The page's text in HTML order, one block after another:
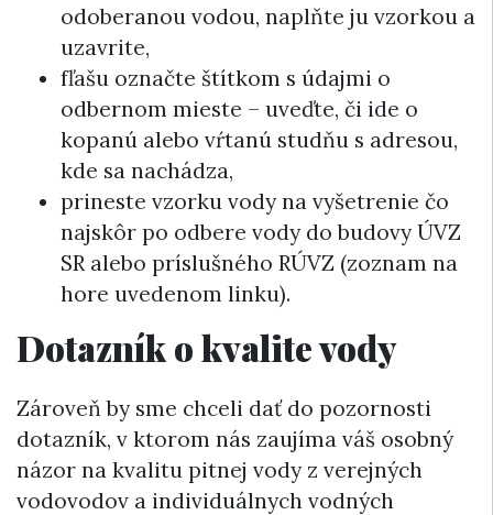
odoberanou vodou, naplňte ju vzorkou a
uzavrite,
fľašu označte štítkom s údajmi o
odbernom mieste – uveďte, či ide o
kopanú alebo vŕtanú studňu s adresou,
kde sa nachádza,
prineste vzorku vody na vyšetrenie čo
najskôr po odbere vody do budovy ÚVZ
SR alebo príslušného RÚVZ (zoznam na
hore uvedenom linku).
Dotazník o kvalite vody
Zároveň by sme chceli dať do pozornosti
dotazník, v ktorom nás zaujíma váš osobný
názor na kvalitu pitnej vody z verejných
vodovodov a individuálnych vodných